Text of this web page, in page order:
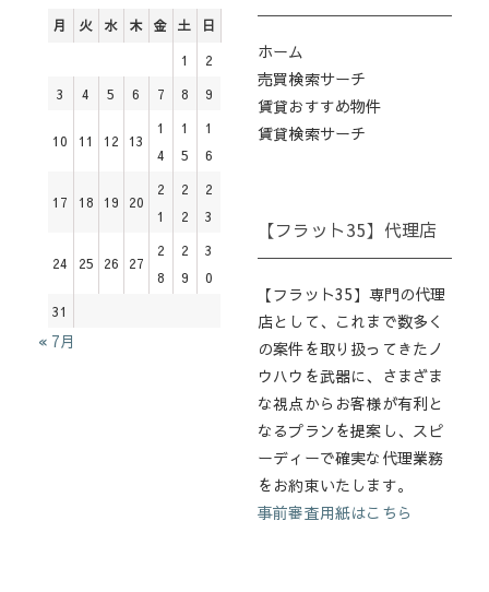
月 火 水 木 金 土 日
1
2
3
4 5 6 7 8 9
10 11 12 13
1
4
1
5
1
6
17 18 19 20
2
1
2
2
2
3
24 25 26 27
2
8
2
9
3
0
31
« 7月
ホーム
売買検索サーチ
賃貸おすすめ物件
賃貸検索サーチ
【フラット35】代理店
【フラット35】専門の代理
店として、これまで数多く
の案件を取り扱ってきたノ
ウハウを武器に、さまざま
な視点からお客様が有利と
なるプランを提案し、スピ
ーディーで確実な代理業務
をお約束いたします。
事前審査用紙はこちら